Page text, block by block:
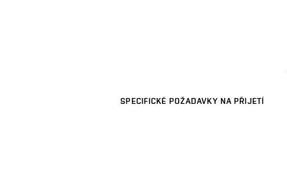
SPECIFICKÉ POŽADAVKY NA PŘIJETÍ